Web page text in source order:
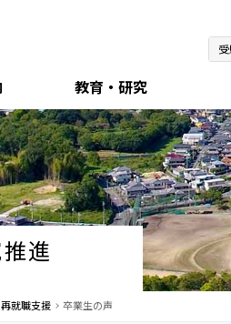
教育・研究
進
就職支援 卒業生の声